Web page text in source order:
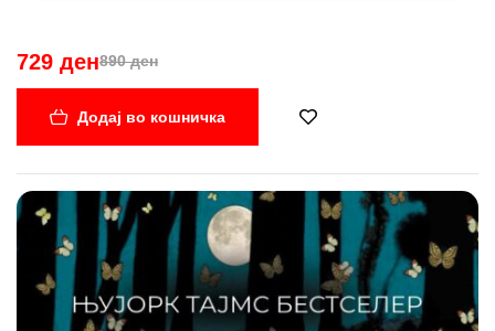
890 ден
729 ден
Додај во кошничка